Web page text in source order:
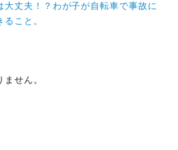
丈夫！？わが子が自転車で事故に
こと。
せん。